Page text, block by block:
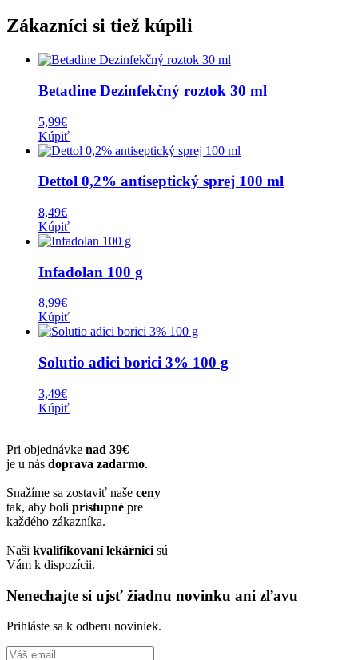
Zákazníci si tiež kúpili
Betadine Dezinfekčný roztok 30 ml
5,99€
Kúpiť
Dettol 0,2% antiseptický sprej 100 ml
8,49€
Kúpiť
Infadolan 100 g
8,99€
Kúpiť
Solutio adici borici 3% 100 g
3,49€
Kúpiť
Pri objednávke nad 39€
je u nás doprava zadarmo.
Snažíme sa zostaviť naše ceny
tak, aby boli prístupné pre
každého zákazníka.
Naši kvalifikovaní lekárnici sú
Vám k dispozícii.
Nenechajte si ujsť žiadnu novinku ani zľavu
Prihláste sa k odberu noviniek.